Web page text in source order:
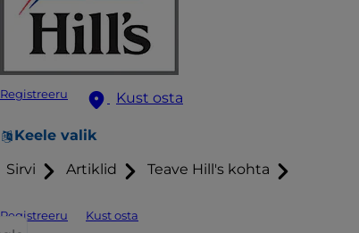
Registreeru Kust osta
Keele valik
Sirvi Artiklid Teave Hill's kohta
Registreeru Kust osta